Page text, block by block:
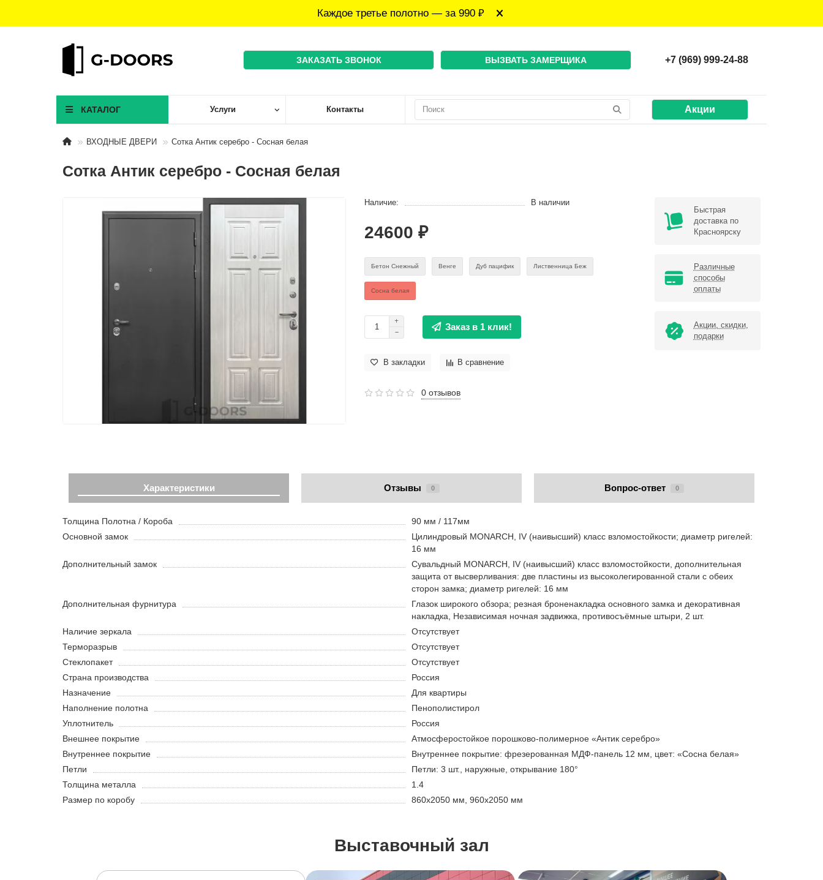
Каждое третье полотно — за 990 ₽
ЗАКАЗАТЬ ЗВОНОК ВЫЗВАТЬ ЗАМЕРЩИКА +7 (969) 999-24-88
КАТАЛОГ Услуги Контакты Акции
ВХОДНЫЕ ДВЕРИ Сотка Антик серебро - Сосная белая
Сотка Антик серебро - Сосная белая
Наличие: В наличии
24600 ₽
Бетон Снежный Венге Дуб пацифик Лиственница Беж
Сосна белая
Заказ в 1 клик!
В закладки В сравнение
0 отзывов
Быстрая
доставка по
Красноярску
Различные
способы
оплаты
Акции, скидки,
подарки
Характеристики Отзывы 0 Вопрос-ответ 0
Толщина Полотна / Короба
90 мм / 117мм
Основной замок
Цилиндровый MONARCH, IV (наивысший) класс взломостойкости; диаметр ригелей:
16 мм
Дополнительный замок
Сувальдный MONARCH, IV (наивысший) класс взломостойкости, дополнительная
защита от высверливания: две пластины из высоколегированной стали с обеих
сторон замка; диаметр ригелей: 16 мм
Дополнительная фурнитура
Глазок широкого обзора; резная броненакладка основного замка и декоративная
накладка, Независимая ночная задвижка, противосъёмные штыри, 2 шт.
Наличие зеркала
Отсутствует
Терморазрыв
Отсутствует
Стеклопакет
Отсутствует
Страна производства
Россия
Назначение
Для квартиры
Наполнение полотна
Пенополистирол
Уплотнитель
Россия
Внешнее покрытие
Атмосферостойкое порошково-полимерное «Антик серебро»
Внутреннее покрытие
Внутреннее покрытие: фрезерованная МДФ-панель 12 мм, цвет: «Сосна белая»
Петли
Петли: 3 шт., наружные, открывание 180°
Толщина металла
1.4
Размер по коробу
860х2050 мм, 960х2050 мм
Выставочный зал